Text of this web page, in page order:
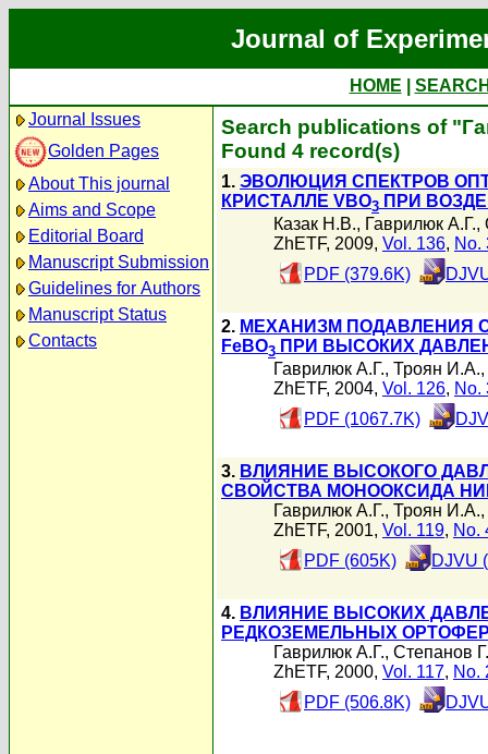
Journal of
HOME
Journal Issues
Golden Pages
About This journal
Aims and Scope
Editorial Board
Manuscript Submission
Guidelines for Authors
Manuscript Status
Contacts
Search publications of
Found 4 record(s)
1. ЭВОЛЮЦИЯ СПЕКТРОВ
КРИСТАЛЛЕ VBO3 ПРИ
Казак Н.В., Гаврилюк А.Г.,
ZhETF, 2009, Vol. 136, No.
PDF (379.6K)
2. МЕХАНИЗМ ПОДАВЛЕНИЯ
FeBO3 ПРИ ВЫСОКИХ
Гаврилюк А.Г., Троян И.А.,
ZhETF, 2004, Vol. 126, No.
PDF (1067.7K)
3. ВЛИЯНИЕ ВЫСОКОГО
СВОЙСТВА МОНООКСИДА
Гаврилюк А.Г., Троян И.А.,
ZhETF, 2001, Vol. 119, No.
PDF (605K)
DJVU
4. ВЛИЯНИЕ ВЫСОКИХ
РЕДКОЗЕМЕЛЬНЫХ
Гаврилюк А.Г., Степанов
ZhETF, 2000, Vol. 117, No.
PDF (506.8K)